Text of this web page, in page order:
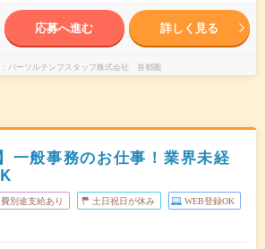
応募へ進む 詳しく見る
パーソルテンプスタッフ株式会社 首都圏
一般事務のお仕事！業界未経
別途支給あり 土日祝日が休み WEB登録OK